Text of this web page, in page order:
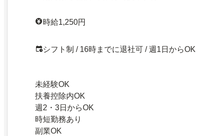
時給1,250円
シフト制 / 16時までに退社可 / 週1日からOK
未経験OK
扶養控除内OK
週2・3日からOK
時短勤務あり
副業OK